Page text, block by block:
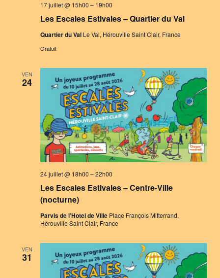
Les Escales Estivales – Quartier du Val
17 juillet @ 15h00 – 19h00
Quartier du Val Le Val, Hérouville Saint Clair, France
Gratuit
VEN
24
Les Escales Estivales – Centre-Ville
(nocturne)
24 juillet @ 18h00 –22h00
Parvis de l’Hotel de Ville Place François Mitterrand,
Hérouville Saint Clair, France
VEN
31